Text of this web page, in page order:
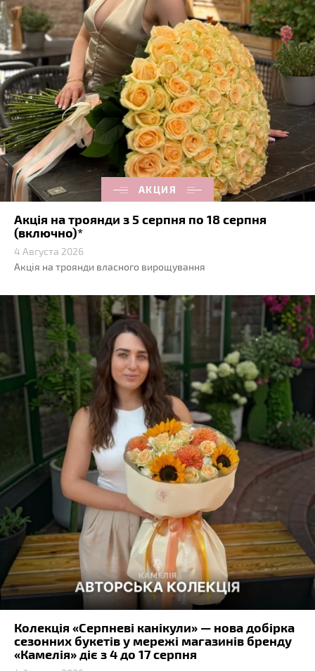
АКЦИЯ
Акція на троянди з 5 серпня по 18 серпня
(включно)*
4 Августа 2026
Акція на троянди власного вирощування
Колекція «Серпневі канікули» — нова добірка
сезонних букетів у мережі магазинів бренду
«Камелія» діє з 4 до 17 серпня